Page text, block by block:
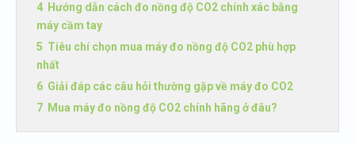
Hướng dẫn cách đo nồng độ CO2 chính xác bằng
máy cầm tay
Tiêu chí chọn mua máy đo nồng độ CO2 phù hợp
nhất
Giải đáp các câu hỏi thường gặp về máy đo CO2
Mua máy đo nồng độ CO2 chính hãng ở đâu?